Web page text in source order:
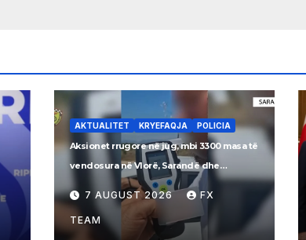
AKTUALITET KRYEFAQJA POLICIA
Aksionet rrugore në jug, mbi 3300 masa të
vendosura në Vlorë, Sarandë dhe
Rrogozhinë
7 AUGUST 2026 FX
TEAM